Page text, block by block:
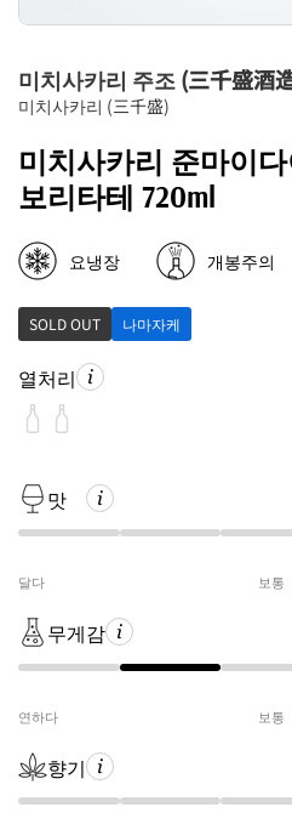
미치사카리 주조 (三千盛酒
미치사카리 (三千盛)
미치사카리 준마이
보리타테 720ml
요냉장 개봉주의
SOLD OUT 나마자케
열처리
맛
달다 보통
무게감
연하다 보통
향기